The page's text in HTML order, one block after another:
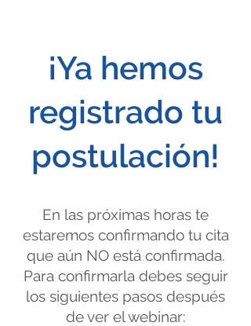
¡Ya hemos
registrado tu
postulación!
En las próximas horas te
estaremos confirmando tu cita
que aún NO está confirmada.
Para confirmarla debes seguir
los siguientes pasos después
de ver el webinar: